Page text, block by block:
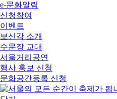
e-문화알림
신청참여
이벤트
보신각 소개
수문장 교대
서울거리공연
행사 홍보 신청
문화공간등록 신청